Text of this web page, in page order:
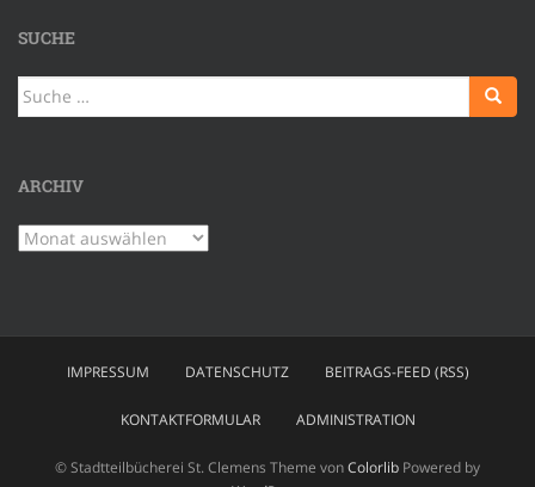
SUCHE
Suche
nach:
ARCHIV
Archiv
IMPRESSUM DATENSCHUTZ BEITRAGS-FEED (RSS)
KONTAKTFORMULAR ADMINISTRATION
© Stadtteilbücherei St. Clemens Theme vonColorlib Powered by